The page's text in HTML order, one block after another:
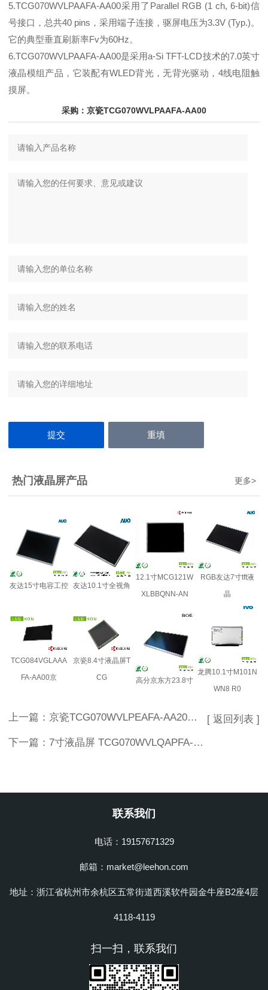
5.TCG070WVLPAAFA-AA00采用了Parallel RGB (1 ch, 6-bit)信
号接口，总共40 pins，采用端子连接，驱屏电压为3.3V (Typ.)。
它的典型垂直刷新率Fv为60Hz。
6.TCG070WVLPAAFA-AA00是采用a-Si TFT-LCD技术的7.0英寸
液晶模组产品，它装配有WLED背光，无背光驱动，4线电阻触
摸屏。
采购：京瓷TCG070WVLPAAFA-AA00
更多>
热门液晶屏产品
友达15寸电容工控 友达10.1寸全视角
12.1寸MCG121W
XLBBQNN-AN
RGB友达7寸tft液
晶
TCG084VGLAAA
FA-AA00京
京瓷8.4寸液晶屏T
CG
高分京东方23.8寸
龙腾10.1寸M101N
WN8 R0
上一篇： 京瓷TCG070WVLPEAFA-AA20触摸屏 京瓷国产7寸液晶屏
下一篇： 7寸液晶屏 TCG070WVLQAPFA-AA00京瓷电阻触摸屏
[ 返回列表 ]
联系我们
电话：19157671329
邮箱：market@leehon.com
地址：浙江省杭州市余杭区五常街道西溪软件园金牛座B2座4层
4118-4119
扫一扫，联系我们